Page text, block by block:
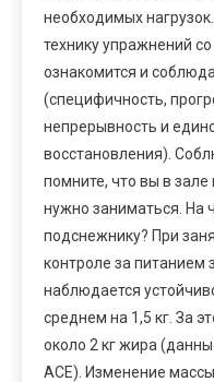
необходимых
технику упражнений
ознакомится и
(специфичность,
непрерывность и
восстановления).
помните, что вы в
нужно заниматься. На
подснежнику? При
контроле за питанием
наблюдается
среднем на 1,5 кг. За
около 2 кг жира
АСЕ). Изменение